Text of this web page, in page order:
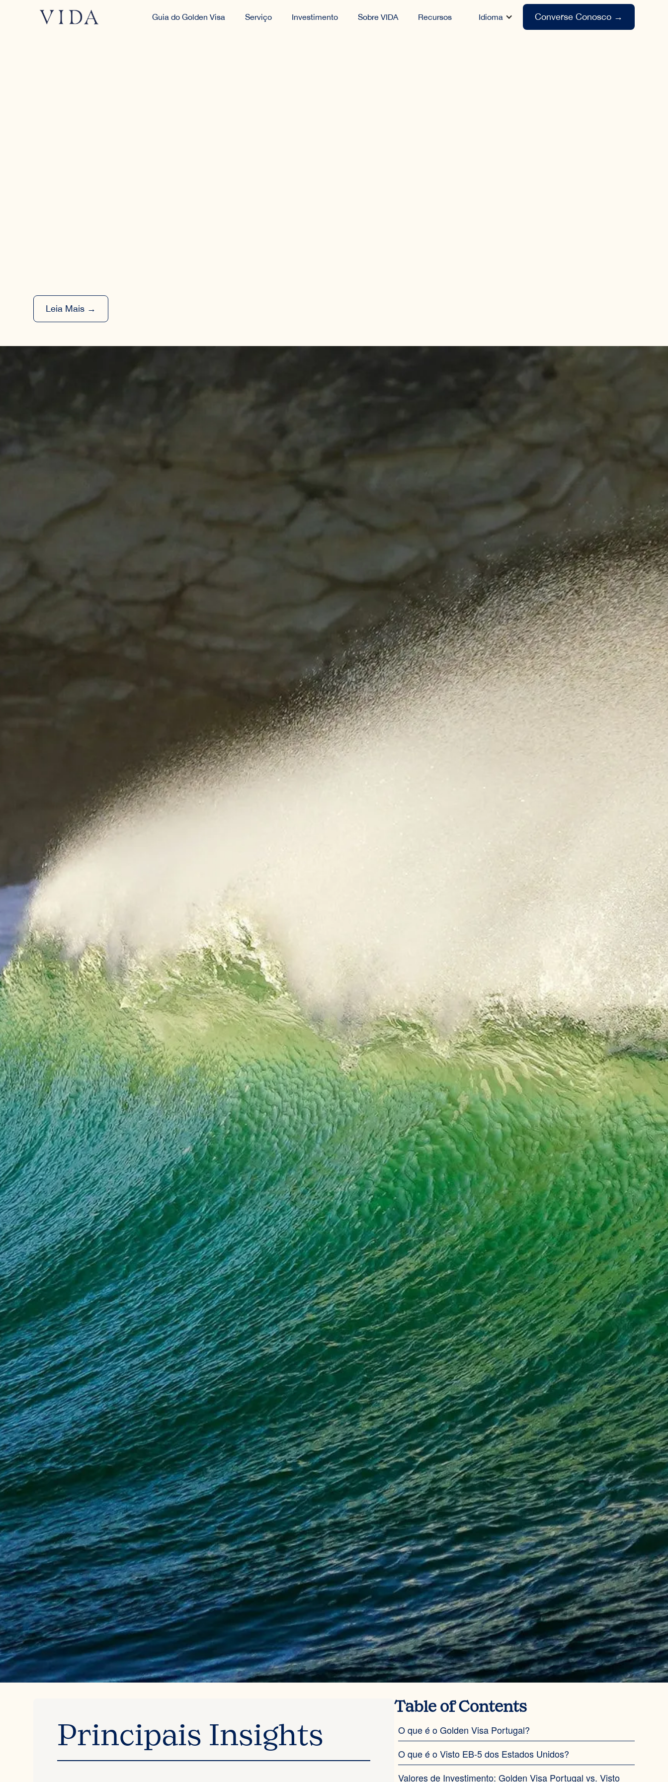
Guia do Golden Visa Serviço Investimento Sobre VIDA Recursos Idioma Converse Conosco →
Leia Mais →
Principais Insights
Table of Contents
O que é o Golden Visa Portugal?
O que é o Visto EB-5 dos Estados Unidos?
Valores de Investimento: Golden Visa Portugal vs. Visto